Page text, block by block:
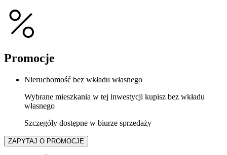
Promocje
Nieruchomość bez wkładu własnego
Wybrane mieszkania w tej inwestycji kupisz bez wkładu
własnego
Szczegóły dostępne w biurze sprzedaży
ZAPYTAJ O PROMOCJE